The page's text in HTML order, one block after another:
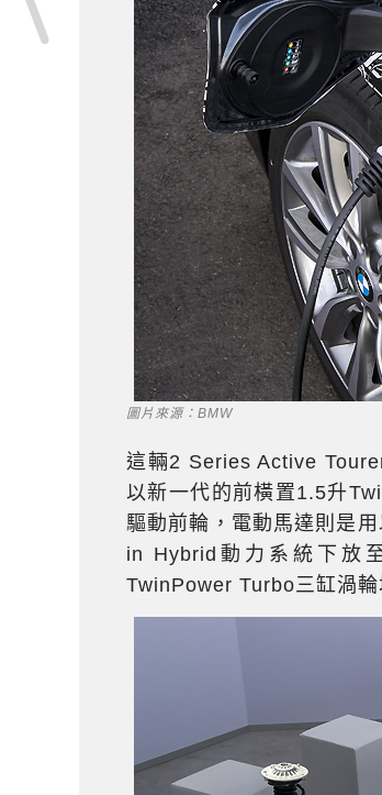
圖片來源：BMW
這輛2 Series Active
以新一代的前橫置1.5升
驅動前輪，電動馬達則是
in Hybrid動力系統下放
TwinPower Turbo三缸渦